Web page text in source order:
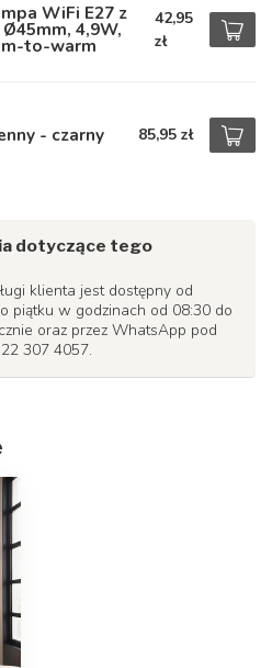
WiFi E27 z
4,9W,
to-warm
42,95
zł
- czarny 85,95 zł
dotyczące tego
klienta jest dostępny od
piątku w godzinach od 08:30 do
oraz przez WhatsApp pod
307 4057.